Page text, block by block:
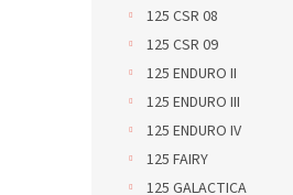
125 CSR 08
125 CSR 09
125 ENDURO II
125 ENDURO III
125 ENDURO IV
125 FAIRY
125 GALACTICA